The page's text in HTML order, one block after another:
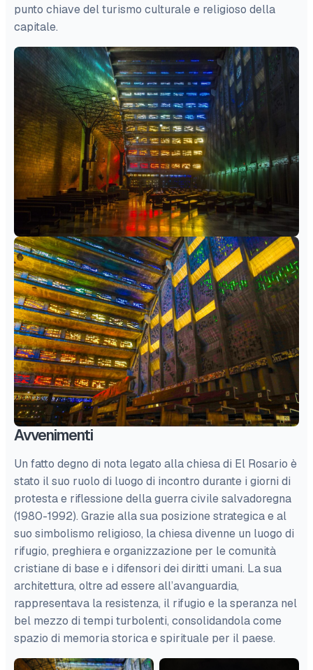
punto chiave del turismo culturale e religioso della
capitale.
Avvenimenti
Un fatto degno di nota legato alla chiesa di El Rosario è
stato il suo ruolo di luogo di incontro durante i giorni di
protesta e riflessione della guerra civile salvadoregna
(1980-1992). Grazie alla sua posizione strategica e al
suo simbolismo religioso, la chiesa divenne un luogo di
rifugio, preghiera e organizzazione per le comunità
cristiane di base e i difensori dei diritti umani. La sua
architettura, oltre ad essere all’avanguardia,
rappresentava la resistenza, il rifugio e la speranza nel
bel mezzo di tempi turbolenti, consolidandola come
spazio di memoria storica e spirituale per il paese.